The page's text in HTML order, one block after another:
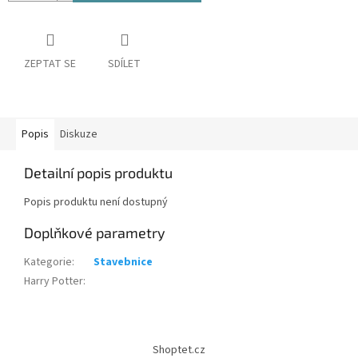
ZEPTAT SE SDÍLET
Popis Diskuze
Detailní popis produktu
Popis produktu není dostupný
Doplňkové parametry
Kategorie:
Stavebnice
Harry Potter:
Shoptet.cz